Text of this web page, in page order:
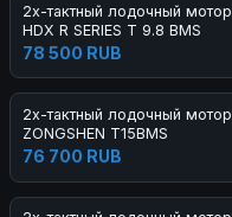
2х-тактный лодочный мотор
HDX R SERIES T 9.8 BMS
78 500 RUB
2х-тактный лодочный мотор
ZONGSHEN T15BMS
76 700 RUB